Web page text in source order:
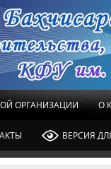
ОРГАНИЗАЦИИ О
ВЕРСИЯ